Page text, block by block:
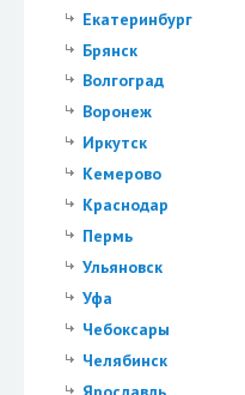
Екатеринбург
Брянск
Волгоград
Воронеж
Иркутск
Кемерово
Краснодар
Пермь
Ульяновск
Уфа
Чебоксары
Челябинск